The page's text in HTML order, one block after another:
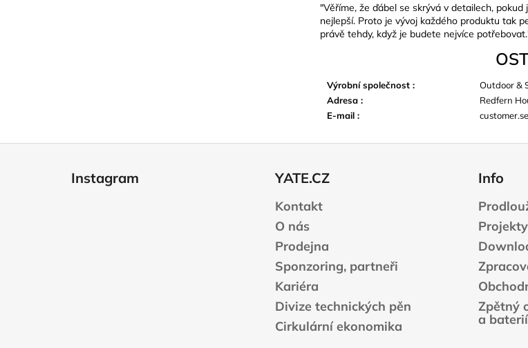
"Věříme, že ďábel se skrývá v detailech,
nejlepší. Proto je vývoj každého produktu tak
právě tehdy, když je budete nejvíce
Výrobní společnost :
Outdoor &
Adresa :
Redfern
E-mail :
Instagram YATE.CZ
Kontakt
O nás
Prodejna
Sponzoring, partneři
Kariéra
Divize technických pěn
Cirkulární ekonomika
Info
Zpětný
a baterií